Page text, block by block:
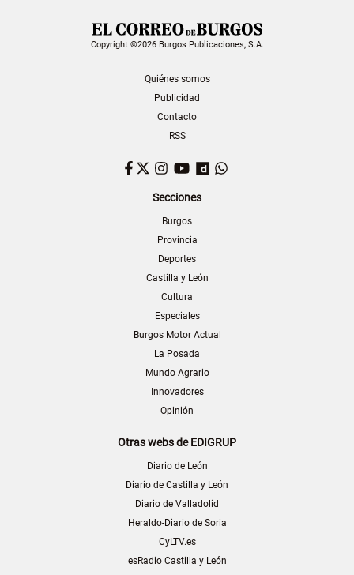
Copyright ©2026 Burgos Publicaciones, S.A.
Quiénes somos
Publicidad
Contacto
RSS
Facebook
TwitterInstagram
YouTubeDailymotion
Secciones
Burgos
Provincia
Deportes
Castilla y León
Cultura
Especiales
Burgos Motor Actual
La Posada
Mundo Agrario
Innovadores
Opinión
Otras webs de EDIGRUP
Diario de León
Diario de Castilla y León
Diario de Valladolid
Heraldo-Diario de Soria
CyLTV.es
esRadio Castilla y León